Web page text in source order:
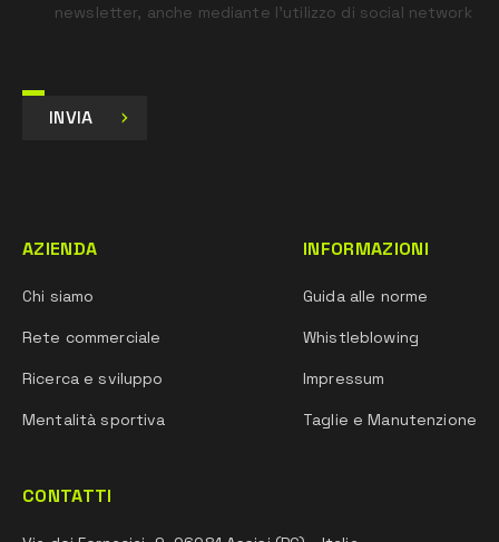
newsletter, anche mediante l’utilizzo di social network
INVIA
AZIENDA
Chi siamo
Rete commerciale
Ricerca e sviluppo
Mentalità sportiva
INFORMAZIONI
Guida alle norme
Whistleblowing
Impressum
Taglie e Manutenzione
CONTATTI